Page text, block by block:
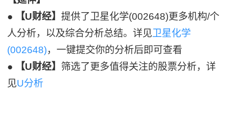
●
【U财经】提供了卫星化学(002648)更多机构/个
人分析，以及综合分析总结。详见卫星化学
(002648)，一键提交你的分析后即可查看
●
【U财经】 筛选了更多值得关注的股票分析，详
见U分析